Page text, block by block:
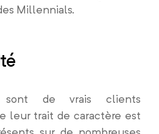
Millennials.
sont de vrais clients
leur trait de caractère est